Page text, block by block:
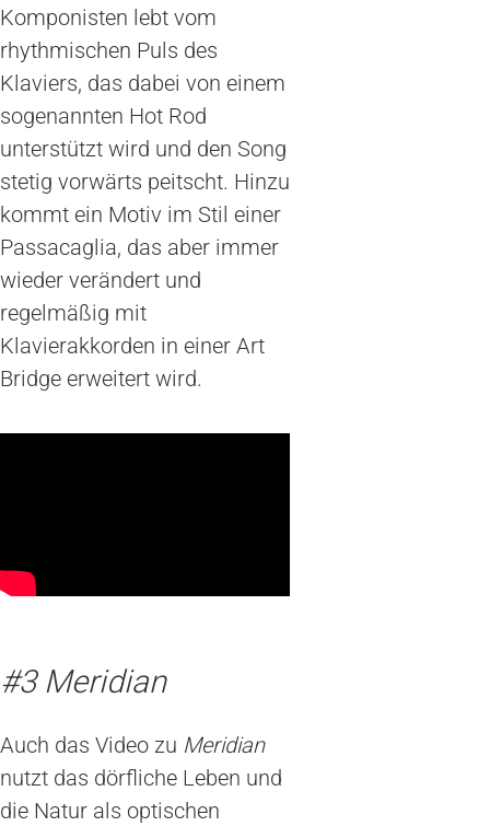
Komponisten lebt vom
rhythmischen Puls des
Klaviers, das dabei von einem
sogenannten Hot Rod
unterstützt wird und den Song
stetig vorwärts peitscht. Hinzu
kommt ein Motiv im Stil einer
Passacaglia, das aber immer
wieder verändert und
regelmäßig mit
Klavierakkorden in einer Art
Bridge erweitert wird.
#3 Meridian
Auch das Video zu Meridian
nutzt das dörfliche Leben und
die Natur als optischen